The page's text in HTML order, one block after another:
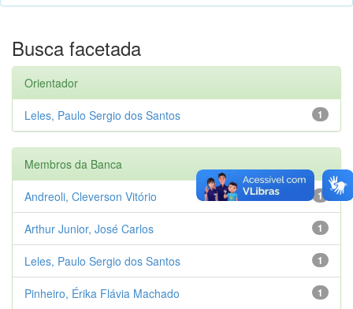
Busca facetada
Orientador
1
Leles, Paulo Sergio dos Santos
Membros da Banca
1
Andreoli, Cleverson Vitório
1
Arthur Junior, José Carlos
1
Leles, Paulo Sergio dos Santos
1
Pinheiro, Érika Flávia Machado